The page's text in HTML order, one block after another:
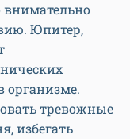
внимательно
Юпитер,
организме.
тревожные
избегать